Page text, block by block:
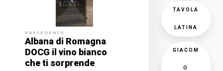
PRECEDENTE
Albana di Romagna
DOCG il vino bianco
che ti sorprende
TAVOLA
LATINA
GIACOM
O